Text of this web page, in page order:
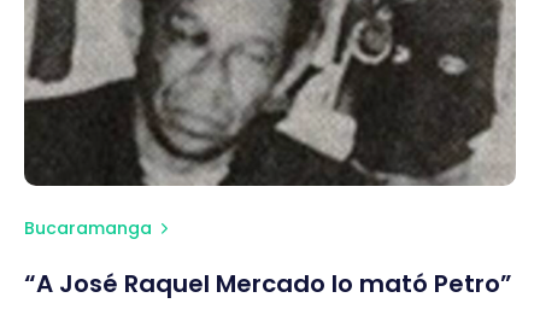
Bucaramanga
“A José Raquel Mercado lo mató Petro”